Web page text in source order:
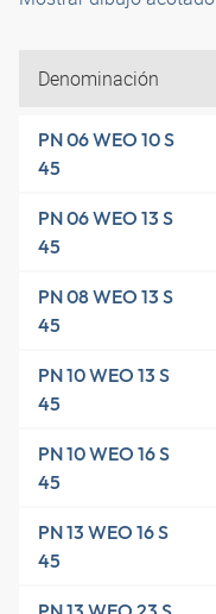
Denominación
PN 06 WEO 10 S
45
PN 06 WEO 13 S
45
PN 08 WEO 13 S
45
PN 10 WEO 13 S
45
PN 10 WEO 16 S
45
PN 13 WEO 16 S
45